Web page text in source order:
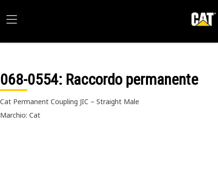
068-0554: Raccordo permanente
Cat Permanent Coupling JIC – Straight Male
Marchio: Cat